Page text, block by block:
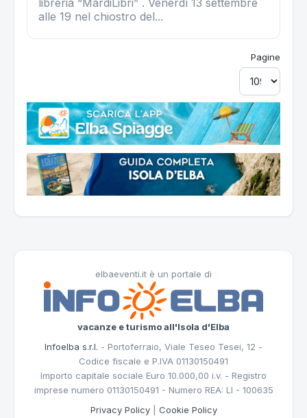
libreria “MardiLibri” . Venerdì 13 settembre
alle 19 nel chiostro del...
Pagine
elbaeventi.it è un portale di
vacanze e turismo all'Isola d'Elba
Infoelba s.r.l. - Portoferraio, Viale Teseo Tesei, 12 -
Codice fiscale e P.IVA 01130150491
Importo capitale sociale Euro 10.000,00 i.v. - Registro
imprese numero 01130150491 - Numero REA: LI - 100635
Privacy Policy| Cookie Policy